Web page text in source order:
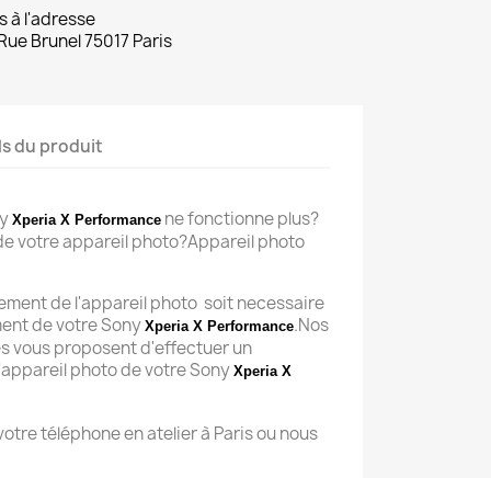
à l'adresse
Brunel 75017 Paris
du produit
Xperia X Performance ne fonctionne plus?
votre appareil photo?Appareil photo
de l'appareil photo soit necessaire
de votre SonyXperia X Performance.Nos
vous proposent d'effectuer un
photo de votre SonyXperia X
téléphone en atelier à Paris ou nous